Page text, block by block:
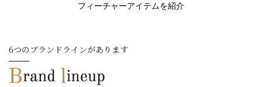
フィーチャーアイテムを紹介
6つのブランドラインがあります